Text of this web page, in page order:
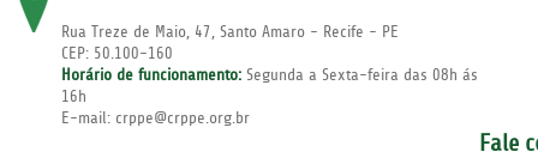
Rua Treze de Maio, 47, Santo Amaro - Recife - PE
CEP: 50.100-160
Horário de funcionamento: Segunda a Sexta-feira das 08h ás
16h
E-mail: crppe@crppe.org.br
Fale